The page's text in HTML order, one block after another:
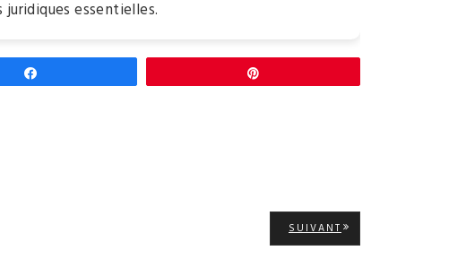
essentielles.
SUIVANTARTICLE
SUIVANT: